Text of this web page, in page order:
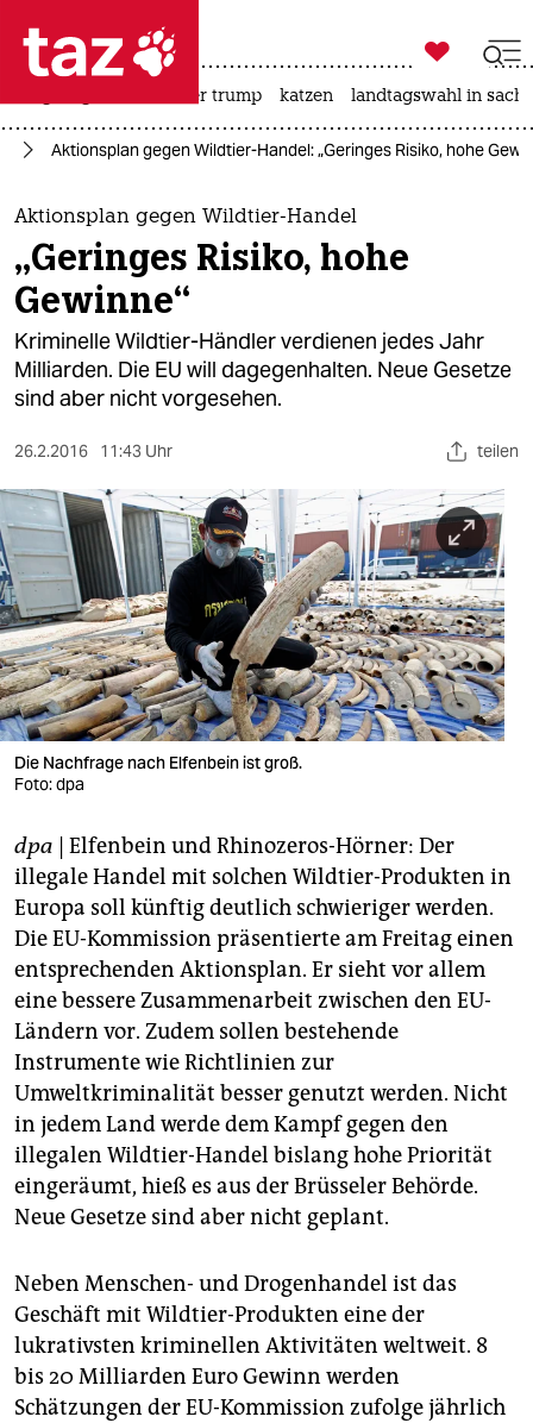
 taz zahl ich
taz zahl ich
themen
politik
öko
gesellschaft
sport
berlin
nord
wahrheit
verlag
verlag
veranstaltungen
shop
fragen & hilfe
unterstützen
abo
genossenschaft
epaper login

taz zahl ich
usa unter trump katzen landtagswahl in
Aktionsplan gegen Wildtier-Handel: „Geringes Risiko, hohe
Aktionsplan gegen Wildtier-Handel
„Geringes Risiko, hohe
Gewinne“
Kriminelle Wildtier-Händler verdienen jedes Jahr
Milliarden. Die EU will dagegenhalten. Neue Gesetze
sind aber nicht vorgesehen.
26.2.2016 11:43 Uhr teilen
Die Nachfrage nach Elfenbein ist groß.
Foto: dpa
dpa | Elfenbein und Rhinozeros-Hörner: Der
illegale Handel mit solchen Wildtier-Produkten in
Europa soll künftig deutlich schwieriger werden.
Die EU-Kommission präsentierte am Freitag einen
entsprechenden Aktionsplan. Er sieht vor allem
eine bessere Zusammenarbeit zwischen den EU-
Ländern vor. Zudem sollen bestehende
Instrumente wie Richtlinien zur
Umweltkriminalität besser genutzt werden. Nicht
in jedem Land werde dem Kampf gegen den
illegalen Wildtier-Handel bislang hohe Priorität
eingeräumt, hieß es aus der Brüsseler Behörde.
Neue Gesetze sind aber nicht geplant.
Neben Menschen- und Drogenhandel ist das
Geschäft mit Wildtier-Produkten eine der
lukrativsten kriminellen Aktivitäten weltweit. 8
bis 20 Milliarden Euro Gewinn werden
Schätzungen der EU-Kommission zufolge jährlich